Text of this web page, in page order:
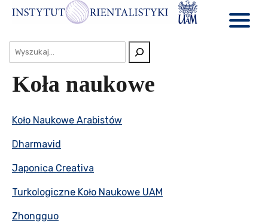
Koła naukowe
Koło Naukowe Arabistów
Dharmavid
Japonica Creativa
Turkologiczne Koło Naukowe UAM
Zhongguo